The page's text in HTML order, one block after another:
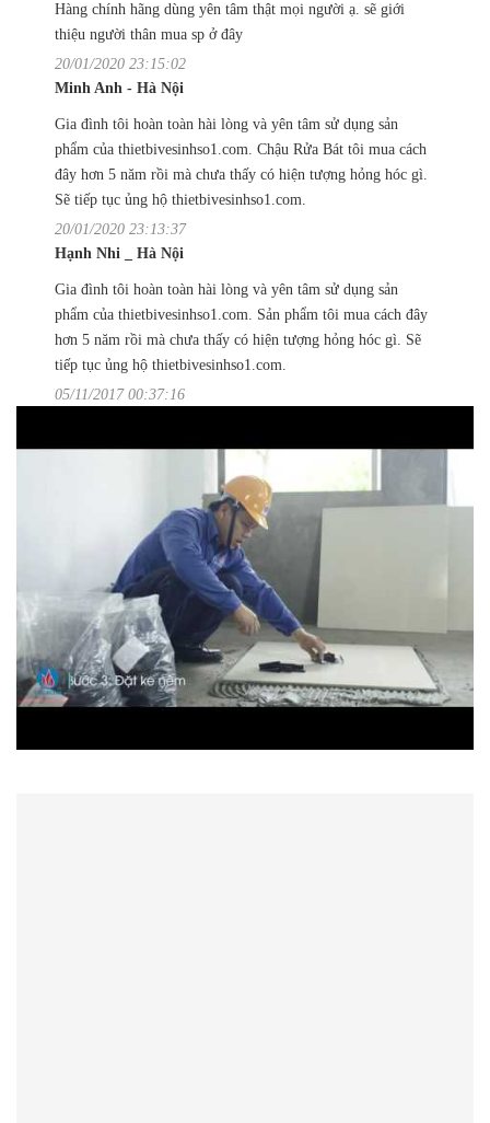
Hàng chính hãng dùng yên tâm thật mọi người ạ. sẽ giới
thiệu người thân mua sp ở đây
20/01/2020 23:15:02
Minh Anh - Hà Nội
Gia đình tôi hoàn toàn hài lòng và yên tâm sử dụng sản
phẩm của thietbivesinhso1.com. Chậu Rửa Bát tôi mua cách
đây hơn 5 năm rồi mà chưa thấy có hiện tượng hỏng hóc gì.
Sẽ tiếp tục ủng hộ thietbivesinhso1.com.
20/01/2020 23:13:37
Hạnh Nhi _ Hà Nội
Gia đình tôi hoàn toàn hài lòng và yên tâm sử dụng sản
phẩm của thietbivesinhso1.com. Sản phẩm tôi mua cách đây
hơn 5 năm rồi mà chưa thấy có hiện tượng hỏng hóc gì. Sẽ
tiếp tục ủng hộ thietbivesinhso1.com.
05/11/2017 00:37:16